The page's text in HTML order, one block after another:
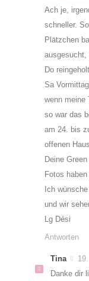
Ach je,
schneller.
Plätzchen
ausgesucht,
Do
Sa
wenn meine
so war das
am 24. bis
offenen
Deine
Fotos
Ich
und wir
Lg Dési
Antworten
Tina
Danke dir